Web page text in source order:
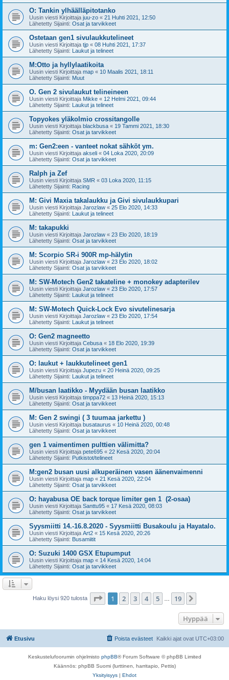
O: Tankin ylhäälläpitotanko
Uusin viesti Kirjoittaja juu-zo « 21 Huhti 2021, 12:50
Lähetetty Sijainti: Osat ja tarvikkeet
Ostetaan gen1 sivulaukkutelineet
Uusin viesti Kirjoittaja tjp « 08 Huhti 2021, 17:37
Lähetetty Sijainti: Laukut ja telineet
M:Otto ja hyllylaatikoita
Uusin viesti Kirjoittaja map « 10 Maalis 2021, 18:11
Lähetetty Sijainti: Muut
O. Gen 2 sivulaukut telineineen
Uusin viesti Kirjoittaja Mikke « 12 Helmi 2021, 09:44
Lähetetty Sijainti: Laukut ja telineet
Topyokes yläkolmio crossitangolle
Uusin viesti Kirjoittaja blackbusa « 19 Tammi 2021, 18:30
Lähetetty Sijainti: Osat ja tarvikkeet
m: Gen2:een - vanteet nokat sähköt ym.
Uusin viesti Kirjoittaja akseli « 04 Loka 2020, 20:09
Lähetetty Sijainti: Osat ja tarvikkeet
Ralph ja Zef
Uusin viesti Kirjoittaja SMR « 03 Loka 2020, 11:15
Lähetetty Sijainti: Racing
M: Givi Maxia takalaukku ja Givi sivulaukkupari
Uusin viesti Kirjoittaja Jarozlaw « 25 Elo 2020, 14:33
Lähetetty Sijainti: Laukut ja telineet
M: takapukki
Uusin viesti Kirjoittaja Jarozlaw « 23 Elo 2020, 18:19
Lähetetty Sijainti: Osat ja tarvikkeet
M: Scorpio SR-i 900R mp-hälytin
Uusin viesti Kirjoittaja Jarozlaw « 23 Elo 2020, 18:02
Lähetetty Sijainti: Osat ja tarvikkeet
M: SW-Motech Gen2 takateline + monokey adapterilev
Uusin viesti Kirjoittaja Jarozlaw « 23 Elo 2020, 17:57
Lähetetty Sijainti: Laukut ja telineet
M: SW-Motech Quick-Lock Evo sivutelinesarja
Uusin viesti Kirjoittaja Jarozlaw « 23 Elo 2020, 17:54
Lähetetty Sijainti: Laukut ja telineet
O: Gen2 magneetto
Uusin viesti Kirjoittaja Cebusa « 18 Elo 2020, 19:39
Lähetetty Sijainti: Osat ja tarvikkeet
O: laukut + laukkutelineet gen1
Uusin viesti Kirjoittaja Jupezu « 20 Heinä 2020, 09:25
Lähetetty Sijainti: Laukut ja telineet
M/busan laatikko - Myydään busan laatikko
Uusin viesti Kirjoittaja timppa72 « 13 Heinä 2020, 15:13
Lähetetty Sijainti: Osat ja tarvikkeet
M: Gen 2 swingi ( 3 tuumaa jarkettu )
Uusin viesti Kirjoittaja busataurus « 10 Heinä 2020, 00:48
Lähetetty Sijainti: Osat ja tarvikkeet
gen 1 vaimentimen pulttien välimitta?
Uusin viesti Kirjoittaja pete695 « 22 Kesä 2020, 20:04
Lähetetty Sijainti: Putkistot/telineet
M:gen2 busan uusi alkuperäinen vasen äänenvaimenni
Uusin viesti Kirjoittaja map « 21 Kesä 2020, 22:04
Lähetetty Sijainti: Osat ja tarvikkeet
O: hayabusa OE back torque limiter gen 1 (2-osaa)
Uusin viesti Kirjoittaja Santtu95 « 17 Kesä 2020, 08:03
Lähetetty Sijainti: Osat ja tarvikkeet
Syysmiitti 14.-16.8.2020 - Syysmiitti Busakoulu ja Hayatalo.
Uusin viesti Kirjoittaja Art2 « 15 Kesä 2020, 20:26
Lähetetty Sijainti: Busamiitit
O: Suzuki 1400 GSX Etupumput
Uusin viesti Kirjoittaja map « 14 Kesä 2020, 14:04
Lähetetty Sijainti: Osat ja tarvikkeet
Haku löysi 920 tulosta Sivu /19
1 2 3 4 5 19
Hyppää
Etusivu Kaikki ajat ovat UTC+03:00
Poista evästeet
Keskustelufoorumin ohjelmisto phpBB® Forum Software © phpBB Limited
Käännös: phpBB Suomi (lurttinen, harritapio, Pettis)
Yksityisyys | Ehdot